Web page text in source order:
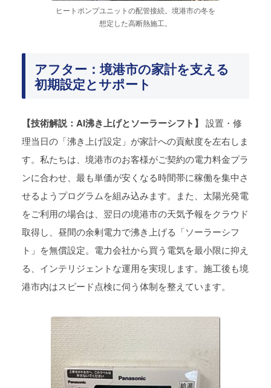
ヒートポンプユニットの配管接続。境港市の冬を
想定した高断熱施工。
アフター：境港市の家計を支える
初期設定とサポート
【技術解説：AI沸き上げとソーラーシフト】 設置・修
理当日の「沸き上げ設定」が家計への貢献度を左右しま
す。私たちは、境港市のお客様がご契約の電力料金プラ
ンに合わせ、最も単価が安くなる時間帯に稼働を集中さ
せるようプログラムを組み込みます。また、太陽光発電
をご利用の場合は、翌日の境港市の天気予報をクラウド
取得し、昼間の余剰電力で沸き上げる「ソーラーシフ
ト」を無償設定。電力会社から買う電気を最小限に抑え
る、インテリジェントな運用を実現します。施工後も境
港市内はスピード点検に伺う体制を整えています。